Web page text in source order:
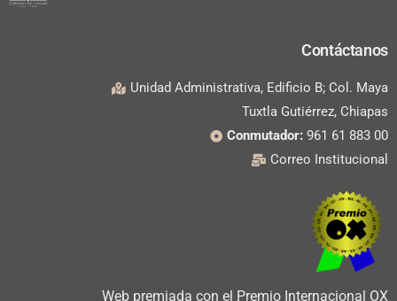
Contáctanos
Unidad Administrativa, Edificio B; Col. Maya
Tuxtla Gutiérrez, Chiapas
Conmutador: 961 61 883 00
Correo Institucional
Web premiada con el Premio Internacional OX